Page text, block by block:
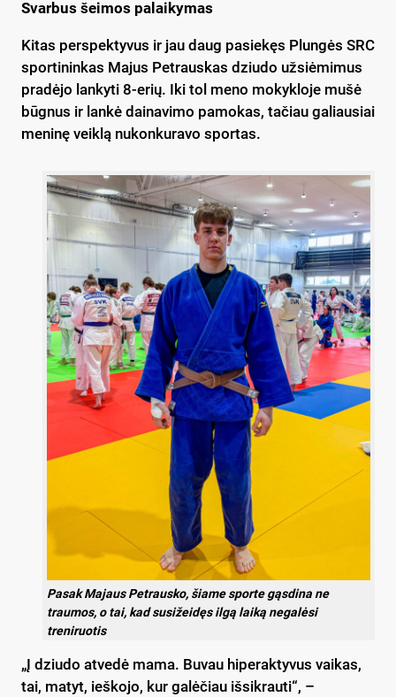
Svarbus šeimos palaikymas
Kitas perspektyvus ir jau daug pasiekęs Plungės SRC
sportininkas Majus Petrauskas dziudo užsiėmimus
pradėjo lankyti 8-erių. Iki tol meno mokykloje mušė
būgnus ir lankė dainavimo pamokas, tačiau galiausiai
meninę veiklą nukonkuravo sportas.
Pasak Majaus Petrausko, šiame sporte gąsdina ne
traumos, o tai, kad susižeidęs ilgą laiką negalėsi
treniruotis
„Į dziudo atvedė mama. Buvau hiperaktyvus vaikas,
tai, matyt, ieškojo, kur galėčiau išsikrauti“, –